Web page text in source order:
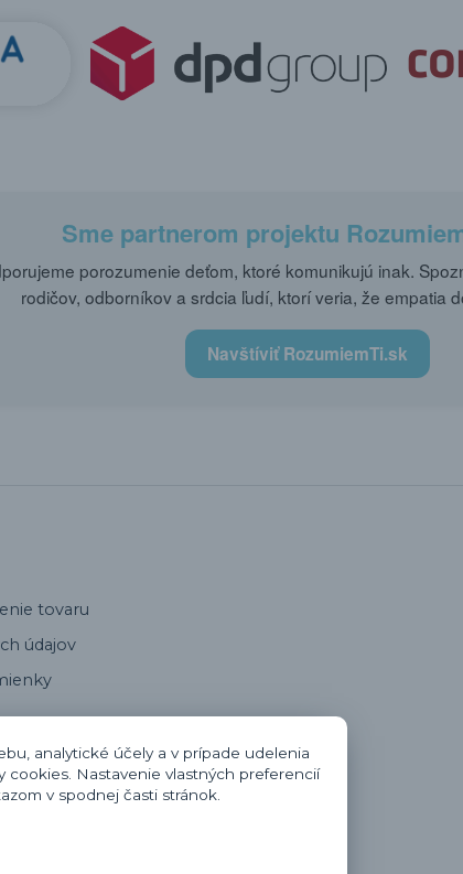
Sme partnerom projektu
porozumenie deťom, ktoré komunikujú inak.
rodičov, odborníkov a srdcia ľudí, ktorí veria, že empatia
Navštíviť RozumiemTi.sk
tovaru
údajov
sporu
zmluvy
Hodnotenie
analytické účely a v prípade udelenia
cookies. Nastavenie vlastných preferencií
v spodnej časti stránok.